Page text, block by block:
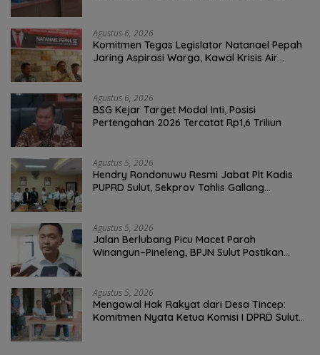
Agustus 6, 2026
Komitmen Tegas Legislator Natanael Pepah
Jaring Aspirasi Warga, Kawal Krisis Air
Agustus 6, 2026
BSG Kejar Target Modal Inti, Posisi
Pertengahan 2026 Tercatat Rp1,6 Triliun
Agustus 5, 2026
Hendry Rondonuwu Resmi Jabat Plt Kadis
PUPRD Sulut, Sekprov Tahlis Gallang
Agustus 5, 2026
Jalan Berlubang Picu Macet Parah
Winangun–Pineleng, BPJN Sulut Pastikan
Agustus 5, 2026
Mengawal Hak Rakyat dari Desa Tincep:
Komitmen Nyata Ketua Komisi I DPRD Sulut